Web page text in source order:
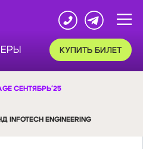
КУПИТЬ БИЛЕТ
СЕНТЯБРЬ'25
ENGINEERING